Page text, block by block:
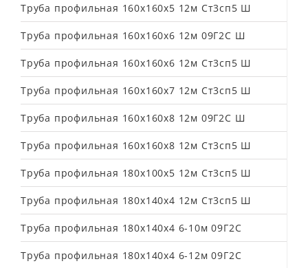
Труба профильная 160х160х5 12м Ст3сп5 Ш
Труба профильная 160х160х6 12м 09Г2С Ш
Труба профильная 160х160х6 12м Ст3сп5 Ш
Труба профильная 160х160х7 12м Ст3сп5 Ш
Труба профильная 160х160х8 12м 09Г2С Ш
Труба профильная 160х160х8 12м Ст3сп5 Ш
Труба профильная 180х100х5 12м Ст3сп5 Ш
Труба профильная 180х140х4 12м Ст3сп5 Ш
Труба профильная 180х140х4 6-10м 09Г2С
Труба профильная 180х140х4 6-12м 09Г2С